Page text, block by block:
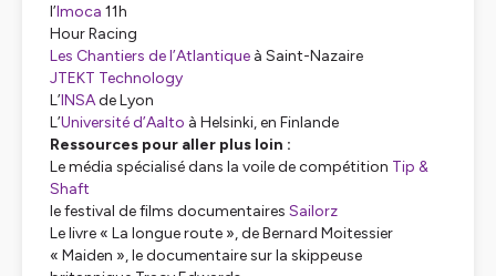
l’Imoca 11h
Hour Racing
Les Chantiers de l’Atlantique à Saint-Nazaire
JTEKT Technology
L’INSAde Lyon
L’Université d’Aalto à Helsinki, en Finlande
Ressources pour aller plus loin :
Le média spécialisé dans la voile de compétition Tip &
Shaft
le festival de films documentaires Sailorz
Le livre « La longue route », de Bernard Moitessier
« Maiden », le documentaire sur la skippeuse